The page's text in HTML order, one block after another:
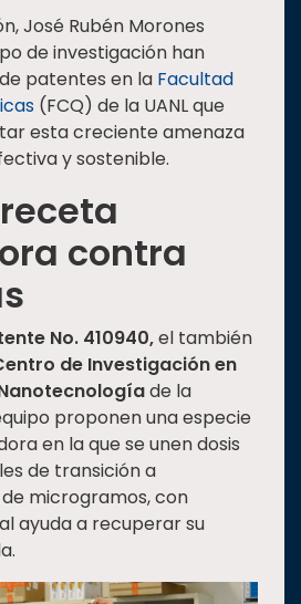
José Rubén Morones
de investigación han
patentes en la Facultad
(FCQ) de la UANL que
esta creciente amenaza
y sostenible.
contra
No. 410940,el también
de Investigación en
de la
proponen una especie
en la que se unen dosis
de transición a
microgramos, con
ayuda a recuperar su